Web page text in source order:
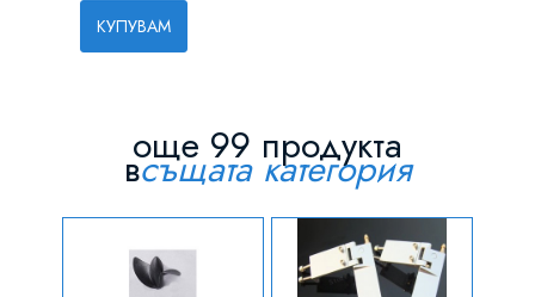
КУПУВАМ
още 99 продукта
всъщата категория